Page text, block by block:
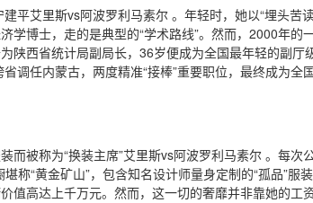
平艾里斯vs阿波罗利马素尔 。年轻时，她以“埋头苦
学博士，走的是典型的“学术路线”。然而，2000年的
陕西省统计局副局长，36岁便成为全国最年轻的副
调任内蒙古，两度精准“接棒”重要职位，最终成为
而被称为“换装主席”艾里斯vs阿波罗利马素尔 。每
称“黄金矿山”，包含知名设计师量身定制的“孤品”
值高达上千万元。然而，这一切的奢靡并非靠她的工